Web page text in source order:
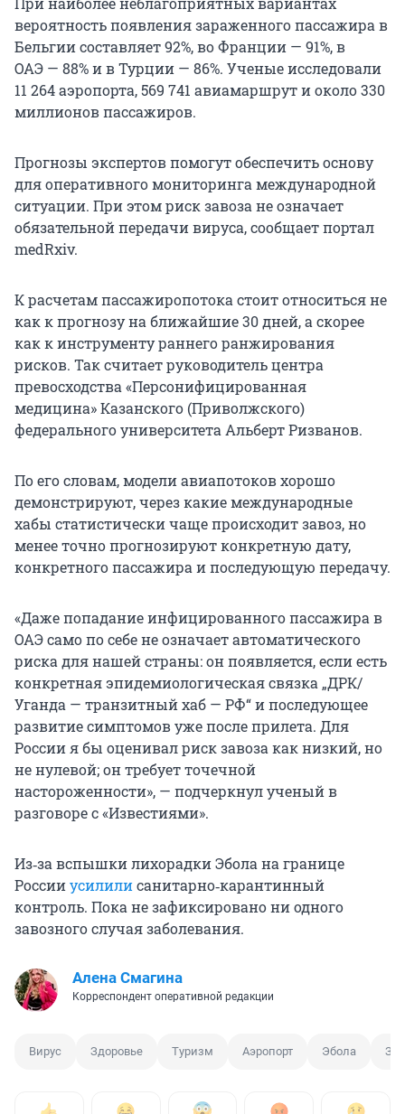
вероятность появления зараженного пассажира в
Бельгии составляет 92%, во Франции — 91%, в
ОАЭ — 88% и в Турции — 86%. Ученые исследовали
11 264 аэропорта, 569 741 авиамаршрут и около 330
миллионов пассажиров.
Прогнозы экспертов помогут обеспечить основу
для оперативного мониторинга международной
ситуации. При этом риск завоза не означает
обязательной передачи вируса, сообщает портал
medRxiv.
К расчетам пассажиропотока стоит относиться не
как к прогнозу на ближайшие 30 дней, а скорее
как к инструменту раннего ранжирования
рисков. Так считает руководитель центра
превосходства «Персонифицированная
медицина» Казанского (Приволжского)
федерального университета Альберт Ризванов.
По его словам, модели авиапотоков хорошо
демонстрируют, через какие международные
хабы статистически чаще происходит завоз, но
менее точно прогнозируют конкретную дату,
конкретного пассажира и последующую передачу.
«Даже попадание инфицированного пассажира в
ОАЭ само по себе не означает автоматического
риска для нашей страны: он появляется, если есть
конкретная эпидемиологическая связка „ДРК/
Уганда — транзитный хаб — РФ“ и последующее
развитие симптомов уже после прилета. Для
России я бы оценивал риск завоза как низкий, но
не нулевой; он требует точечной
настороженности», — подчеркнул ученый в
разговоре с «Известиями».
Из‑за вспышки лихорадки Эбола на границе
Россииусилилисанитарно‑карантинный
контроль. Пока не зафиксировано ни одного
завозного случая заболевания.
Алена Смагина
Корреспондент оперативной редакции
Вирус Здоровье Туризм Аэропорт Эбола